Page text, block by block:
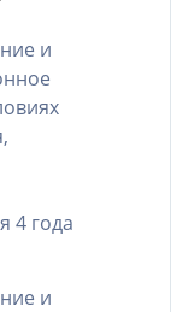
и
4 года
и